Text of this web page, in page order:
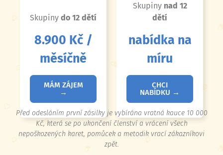
Skupiny do 12 dětí
8.900 Kč /
měsíčně
MÁM ZÁJEM
→
Skupiny nad 12
dětí
nabídka na
míru
CHCI
NABÍDKU →
Před odesláním první zásilky je vybírána vratná kauce 10 000
Kč, která se po ukončení členství a vrácení všech
nepoškozených karet, pomůcek a metodik vrací zákazníkovi
zpět.